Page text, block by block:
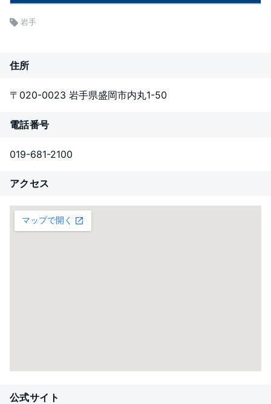
岩手
住所
〒020-0023 岩手県盛岡市内丸1-50
電話番号
019-681-2100
アクセス
公式サイト